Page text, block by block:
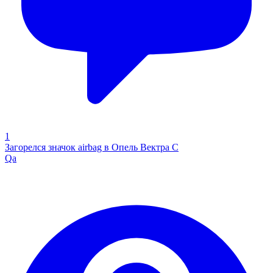
1
Загорелся значок airbag в Опель Вектра С
Qa